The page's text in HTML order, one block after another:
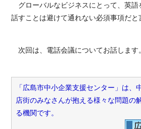
グローバルなビジネスにとって、英語
話すことは避けて通れない必須事項だと
次回は、電話会議についてお話します。
「広島市中小企業支援センター」は、
店街のみなさんが抱える様々な問題の
る機関です。